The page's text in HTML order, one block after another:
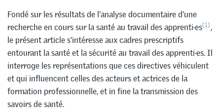
Fondé sur les résultats de l’analyse documentaire d’une
recherche en cours sur la santé au travail des apprenti·es[1],
le présent article s’intéresse aux cadres prescriptifs
entourant la santé et la sécurité au travail des apprenti·es. Il
interroge les représentations que ces directives véhiculent
et qui influencent celles des acteurs et actrices de la
formation professionnelle, et in fine la transmission des
savoirs de santé.